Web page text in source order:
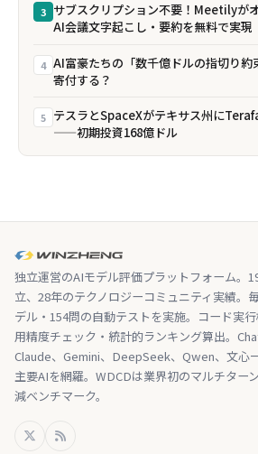
3 サブスクリプション不要！Meetilyが
AI会議文字起こし・要約を無料で実現
4 AI富豪たちの「数千億ドルの指切り約
寄付する？
5 テスラとSpaceXがテキサス州に
——初期投資168億ドル
独立運営のAIモデル評価プラットフォーム。
立、28年のテクノロジーコミュニティ実績。
デル・154問の自動テストを実施。コード実
用精度チェック・統計的ランキング算出。
Claude、Gemini、DeepSeek、Qwen、文心
主要AIを網羅。WDCDは業界初のマルチター
減ベンチマーク。